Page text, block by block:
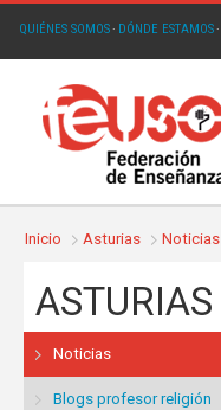
QUIÉNES SOMOS· DÓNDE ESTAMOS·
Inicio Asturias Noticias
ASTURIAS
Noticias
Blogs profesor religión